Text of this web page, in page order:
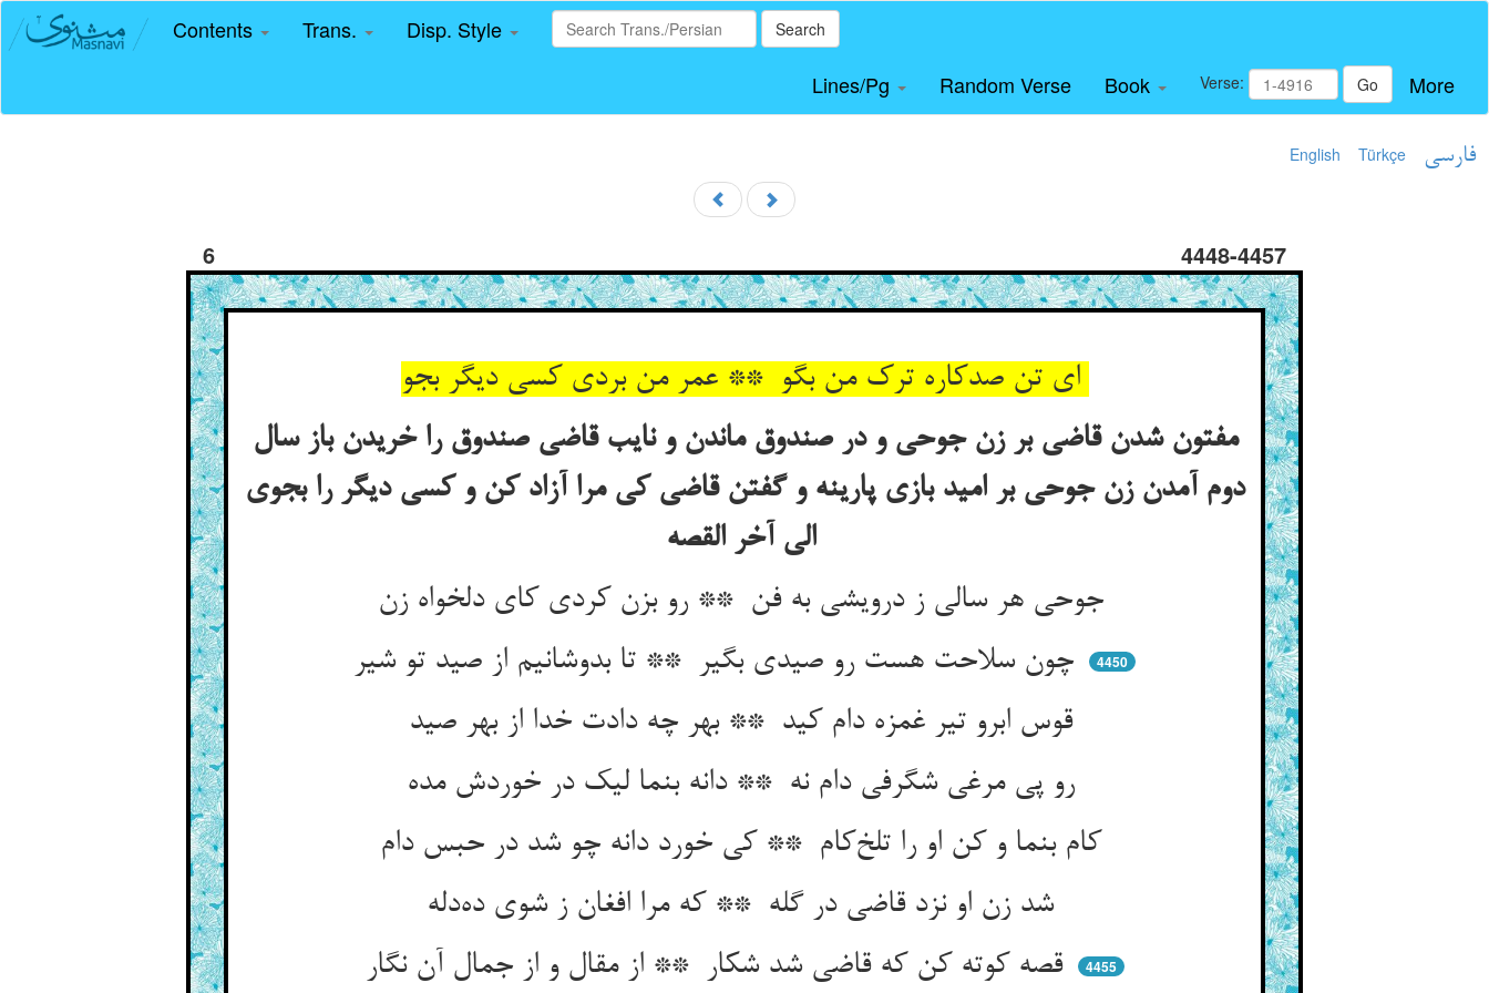
Contents Trans. Disp. Style Search
Lines/Pg Random Verse Book Verse: Go More
English Türkçe فارسی
6 4448-4457
ای تن صدکاره ترک من بگو ** عمر من بردی کسی دیگر بجو
مفتون شدن قاضی بر زن جوحی و در صندوق ماندن و نایب قاضی صندوق را خریدن باز سال
دوم آمدن زن جوحی بر امید بازی پارینه و گفتن قاضی کی مرا آزاد کن و کسی دیگر را بجوی
الی آخر القصه
جوحی هر سالی ز درویشی به فن ** رو بزن کردی کای دلخواه زن
4450
قوس ابرو تیر غمزه دام کید ** بهر چه دادت خدا از بهر صید
رو پی مرغی شگرفی دام نه ** دانه بنما لیک در خوردش مده
کام بنما و کن او را تلخ‌کام ** کی خورد دانه چو شد در حبس دام
شد زن او نزد قاضی در گله ** که مرا افغان ز شوی ده‌دله
قصه کوته کن که قاضی شد شکار ** از مقال و از جمال آن نگار
4455